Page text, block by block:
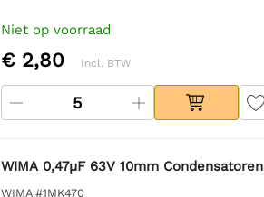
Niet op voorraad
€ 2,80 Incl. BTW
WIMA 0,47µF 63V 10mm Condensatoren
WIMA #1MK470